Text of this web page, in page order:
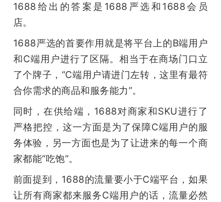
1688给出的答案是1688严选和1688会员
店。
1688严选的首要作用就是将平台上的B端用户
和C端用户进行了区隔。相当于在商场门口立
了个牌子，“C端用户请进门左转，这里有最符
合你需求的商品和服务能力”。
同时，在供给端，1688对商家和SKU进行了
严格把控，这一方面是为了保障C端用户的服
务体验，另一方面也是为了让进来的每一个商
家都能“吃饱”。
前面提到，1688的流量要小于C端平台，如果
让所有商家都来服务C端用户的话，流量必然